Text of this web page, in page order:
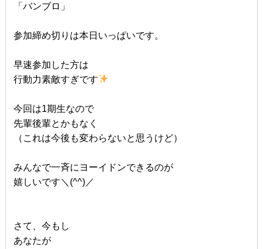
「バンブロ」
参加締め切りは本日いっぱいです。
早速参加した方は
行動力素敵すぎです
今回は1期生なので
先輩後輩とかもなく
（これは今後も変わらないと思うけど）
みんなで一斉にヨーイドンできるのが
嬉しいです＼(^^)／
さて、今もし
あなたが